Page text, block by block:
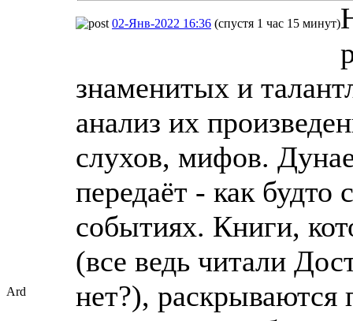
Ard
02-Янв-2022 16:36 (спустя 1 час 15 минут)
знаменитых и
анализ их
слухов, мифов.
передаёт - как будто
событиях. Книги,
(все ведь читали
нет?), раскрываются